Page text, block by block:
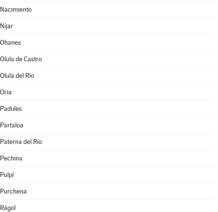
Nacimiento
Níjar
Ohanes
Olula de Castro
Olula del Río
Oria
Padules
Partaloa
Paterna del Río
Pechina
Pulpí
Purchena
Rágol